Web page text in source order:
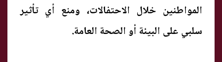
المواطنين خلال الاحتفالات، ومنع أي تأثير
سلبي على البيئة أو الصحة العامة.